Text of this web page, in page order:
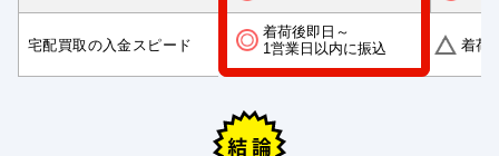
宅配買取の入金スピード
着荷後即日～
1営業日以内に振込
着荷